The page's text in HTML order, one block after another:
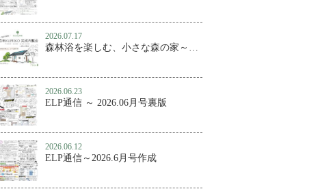
2026.07.17
森林浴を楽しむ、小さな森の家～百年KUMIKO 完成内覧会
2026.06.23
ELP通信 ～ 2026.06月号裏版
2026.06.12
ELP通信～2026.6月号作成